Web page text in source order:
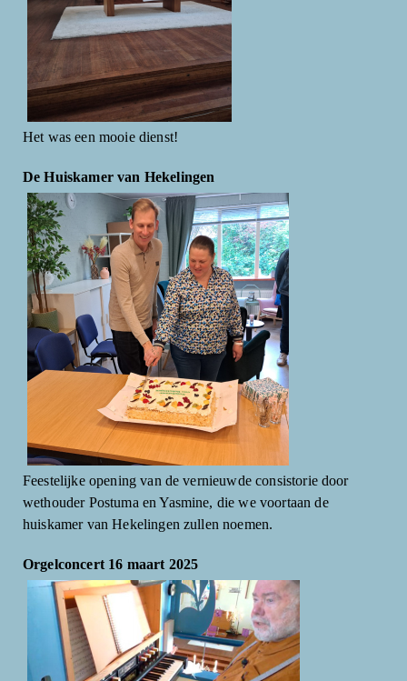
Het was een mooie dienst!
De Huiskamer van Hekelingen
Feestelijke opening van de vernieuwde consistorie door
wethouder Postuma en Yasmine, die we voortaan de
huiskamer van Hekelingen zullen noemen.
Orgelconcert 16 maart 2025